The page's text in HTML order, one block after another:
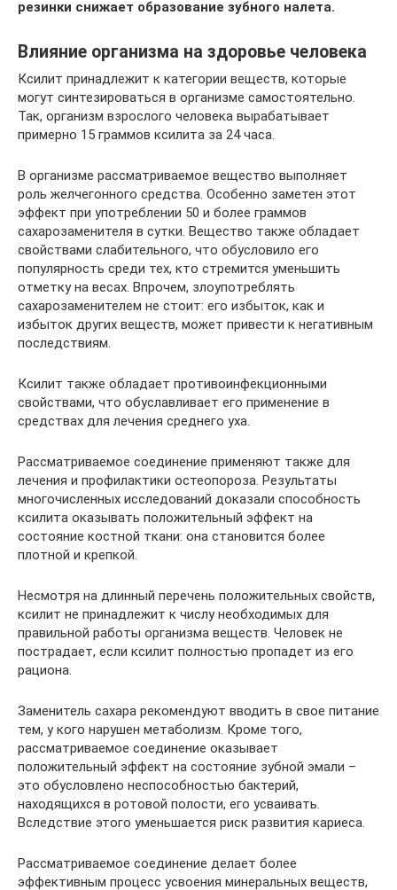
резинки снижает образование зубного налета.
Влияние организма на здоровье человека
Ксилит принадлежит к категории веществ, которые
могут синтезироваться в организме самостоятельно.
Так, организм взрослого человека вырабатывает
примерно 15 граммов ксилита за 24 часа.
В организме рассматриваемое вещество выполняет
роль желчегонного средства. Особенно заметен этот
эффект при употреблении 50 и более граммов
сахарозаменителя в сутки. Вещество также обладает
свойствами слабительного, что обусловило его
популярность среди тех, кто стремится уменьшить
отметку на весах. Впрочем, злоупотреблять
сахарозаменителем не стоит: его избыток, как и
избыток других веществ, может привести к негативным
последствиям.
Ксилит также обладает противоинфекционными
свойствами, что обуславливает его применение в
средствах для лечения среднего уха.
Рассматриваемое соединение применяют также для
лечения и профилактики остеопороза. Результаты
многочисленных исследований доказали способность
ксилита оказывать положительный эффект на
состояние костной ткани: она становится более
плотной и крепкой.
Несмотря на длинный перечень положительных свойств,
ксилит не принадлежит к числу необходимых для
правильной работы организма веществ. Человек не
пострадает, если ксилит полностью пропадет из его
рациона.
Заменитель сахара рекомендуют вводить в свое питание
тем, у кого нарушен метаболизм. Кроме того,
рассматриваемое соединение оказывает
положительный эффект на состояние зубной эмали –
это обусловлено неспособностью бактерий,
находящихся в ротовой полости, его усваивать.
Вследствие этого уменьшается риск развития кариеса.
Рассматриваемое соединение делает более
эффективным процесс усвоения минеральных веществ,